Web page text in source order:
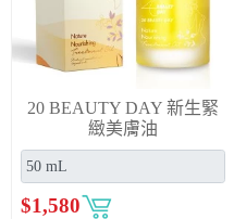
20 BEAUTY DAY 新生緊
緻美膚油
$1,580